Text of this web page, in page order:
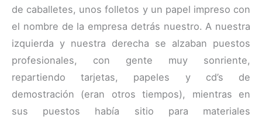
de caballetes, unos folletos y un papel impreso con
el nombre de la empresa detrás nuestro. A nuestra
izquierda y nuestra derecha se alzaban puestos
profesionales, con gente muy sonriente,
repartiendo tarjetas, papeles y cd’s de
demostración (eran otros tiempos), mientras en
sus puestos había sitio para materiales